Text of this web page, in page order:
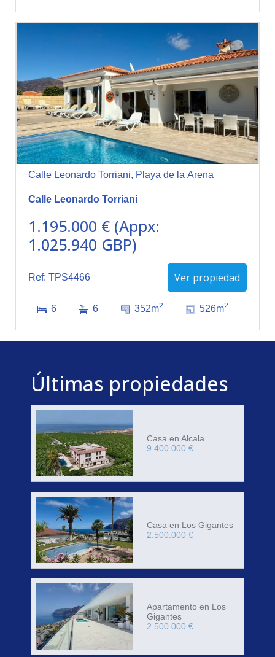
Calle Leonardo Torriani, Playa de la Arena
Calle Leonardo Torriani
1.195.000 € (Appx:
1.025.940 GBP)
Ref: TPS4466 Ver propiedad
6 6 352m2 526m2
Últimas propiedades
Casa en Alcala
9.400.000 €
Casa en Los Gigantes
2.500.000 €
Apartamento en Los
Gigantes
2.500.000 €